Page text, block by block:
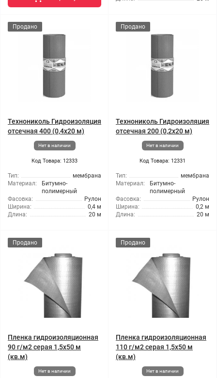
Продано
Технониколь Гидроизоляция
отсечная 400 (0,4х20 м)
Нет в наличии
Код Товара: 12333
Тип:
мембрана
Материал:
Битумно-
полимерный
Фасовка:
Рулон
Ширина:
0,4 м
Длина:
20 м
Продано
Технониколь Гидроизоляция
отсечная 200 (0,2x20 м)
Нет в наличии
Код Товара: 12331
Тип:
мембрана
Материал:
Битумно-
полимерный
Фасовка:
Рулон
Ширина:
0,2 м
Длина:
20 м
Продано
Пленка гидроизоляционная
90 г/м2 серая 1,5x50 м
(кв.м)
Нет в наличии
Продано
Пленка гидроизоляционная
110 г/м2 серая 1,5x50 м
(кв.м)
Нет в наличии